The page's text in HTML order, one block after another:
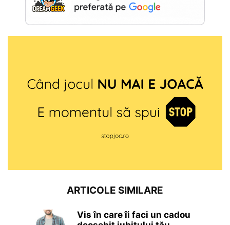
ARTICOLE SIMILARE
Vis în care îi faci un cadou